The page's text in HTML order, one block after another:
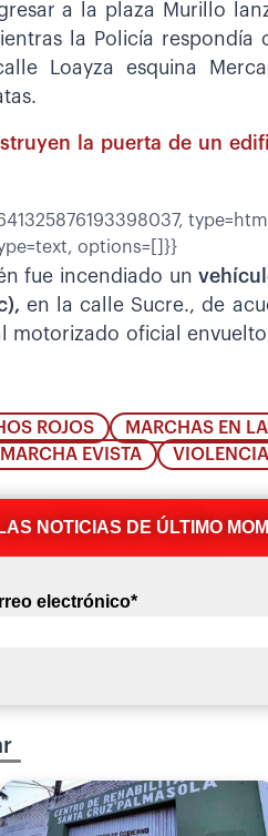
a la plaza Murillo
la Policía respondía
Loayza esquina
la puerta de un
options=[]}}
fue incendiado un
en la calle Sucre., de
motorizado oficial
ROJOS MARCHAS EN
MARCHA EVISTA
NOTICIAS DE ÚLTIMO
electrónico*